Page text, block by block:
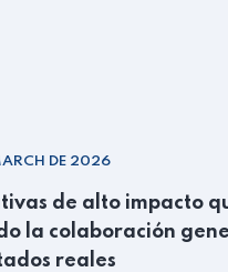
DE 2026
de alto impacto
la colaboración
reales